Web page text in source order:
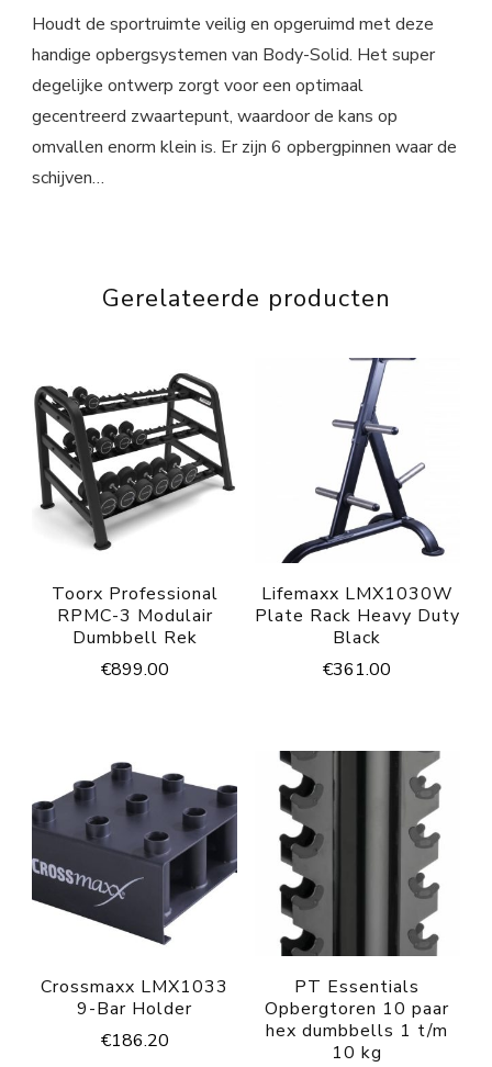
Houdt de sportruimte veilig en opgeruimd met deze
handige opbergsystemen van Body-Solid. Het super
degelijke ontwerp zorgt voor een optimaal
gecentreerd zwaartepunt, waardoor de kans op
omvallen enorm klein is. Er zijn 6 opbergpinnen waar de
schijven…
Gerelateerde producten
Toorx Professional
RPMC-3 Modulair
Dumbbell Rek
€899.00
Lifemaxx LMX1030W
Plate Rack Heavy Duty
Black
€361.00
Crossmaxx LMX1033
9-Bar Holder
€186.20
PT Essentials
Opbergtoren 10 paar
hex dumbbells 1 t/m
10 kg